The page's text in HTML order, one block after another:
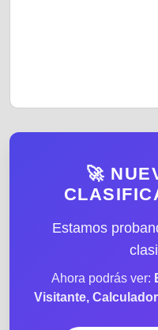
🚀
Estamos
Ahora podrás ver:
Visitante,